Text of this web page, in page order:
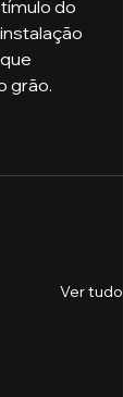
do
grão.
Ver tudo